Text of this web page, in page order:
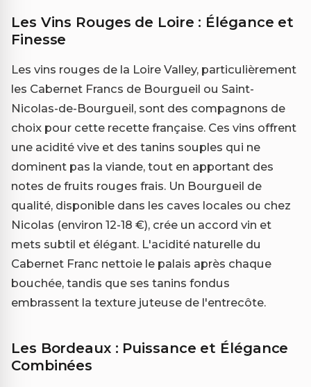
Les Vins Rouges de Loire : Élégance et
Finesse
Les vins rouges de la Loire Valley, particulièrement
les Cabernet Francs de Bourgueil ou Saint-
Nicolas-de-Bourgueil, sont des compagnons de
choix pour cette recette française. Ces vins offrent
une acidité vive et des tanins souples qui ne
dominent pas la viande, tout en apportant des
notes de fruits rouges frais. Un Bourgueil de
qualité, disponible dans les caves locales ou chez
Nicolas (environ 12-18 €), crée un accord vin et
mets subtil et élégant. L'acidité naturelle du
Cabernet Franc nettoie le palais après chaque
bouchée, tandis que ses tanins fondus
embrassent la texture juteuse de l'entrecôte.
Les Bordeaux : Puissance et Élégance
Combinées